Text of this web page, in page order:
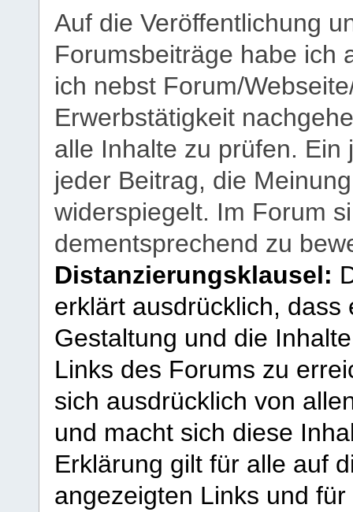
Auf die Veröffentlichung
Forumsbeiträge habe ich
ich nebst Forum/
Erwerbstätigkeit
alle Inhalte zu prüfen.
jeder Beitrag, die
widerspiegelt. Im Forum
dementsprechend zu
Distanzierungsklausel:
erklärt ausdrücklich,
Gestaltung und die
Links des Forums zu
sich ausdrücklich von
und macht sich diese
Erklärung gilt für alle auf
angezeigten Links und